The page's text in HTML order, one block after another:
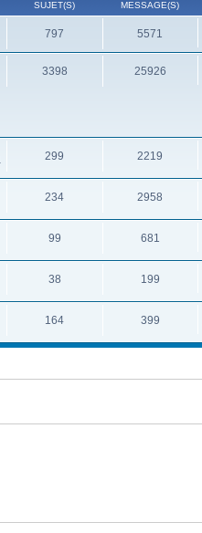
SUJET(S) MESSAGE(S)
797 5571
3398 25926
299 2219
234 2958
99 681
38 199
164 399